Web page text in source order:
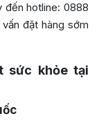
đến hotline: 0888
đặt hàng sớm
sức khỏe tại